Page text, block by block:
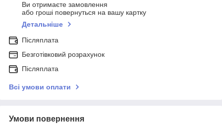
Ви отримаєте замовлення
або гроші повернуться на вашу картку
Детальніше
Післяплата
Безготівковий розрахунок
Післяплата
Всі умови оплати
Умови повернення